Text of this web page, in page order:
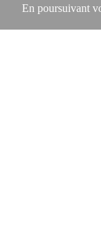
En poursuivant